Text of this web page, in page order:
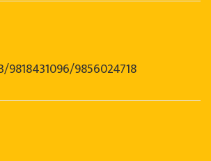
9818431096/9856024718